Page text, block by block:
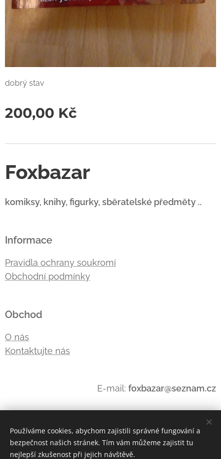
dobrý stav
200,00 Kč
Foxbazar
komiksy, knihy, figurky, sběratelské předměty ..
Informace
Pravidla ochrany soukromí
Obchodní podmínky
Obchod
O nás
Kontaktujte nás
E-mail: foxbazar@seznam.cz
Cookies
Používáme cookies, abychom zajistili správné fungování a
bezpečnost našich stránek. Tím vám můžeme zajistit tu
nejlepší zkušenost při jejich návštěvě.